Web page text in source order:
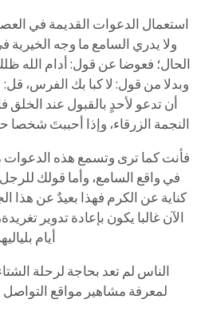
استعمال الدعوات القديمة في
ولا يدري السامع ما وجه
الحال؛ فعوضا عن قول: أدام الله
وبدلا من قول: لا كبا بك الفرس،
أن تدعو لأحدٍ بالقبول عند الخلق
النجمة الزرقاء، وإذا أحببتَ شخصا
فأنت كما ترى وتسمع هذه الدعوات
في واقع السامع، وأما قولك
كناية عن الكرم فهذا بعيدٌ عن هذا
الآن غالبا يكون بإعادة تدوير
أيام
الناس لم تعد بحاجة لرحلة
لمعرفة مشاهير مواقع التواصل